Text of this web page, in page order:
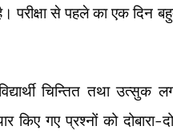
परीक्षा से पहले का एक दिन
चिन्तित तथा उत्सुक
किए गए प्रश्नों को दोबारा-